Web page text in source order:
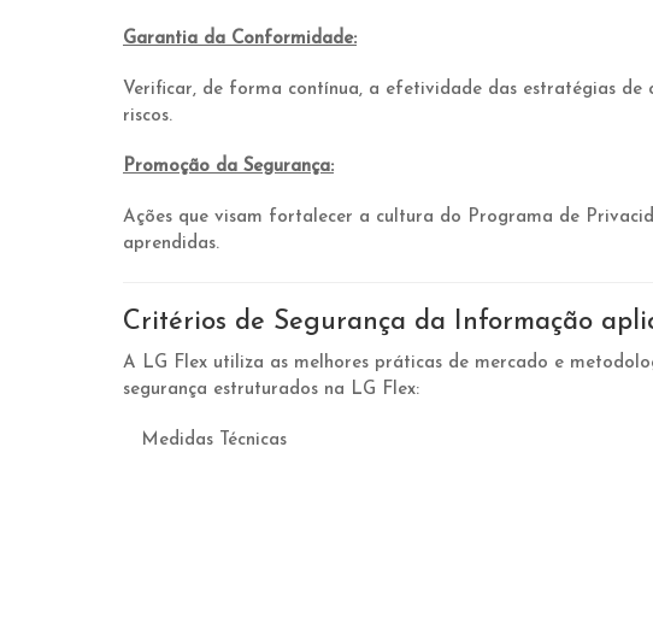
Garantia da Conformidade:
Verificar, de forma contínua, a efetividade das estratégias
riscos.
Promoção da Segurança:
Ações que visam fortalecer a cultura do Programa de
aprendidas.
Critérios de Segurança da Informação
A LG Flex utiliza as melhores práticas de mercado e
segurança estruturados na LG Flex:
Medidas Técnicas